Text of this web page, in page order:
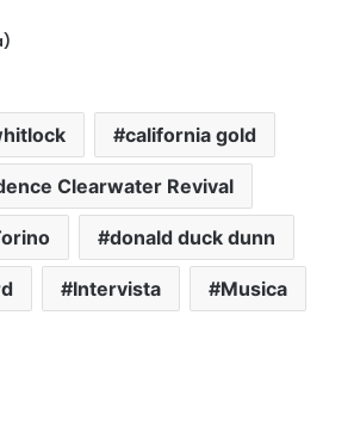
california gold
Clearwater Revival
donald duck dunn
Intervista Musica